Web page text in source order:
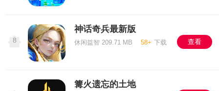
8
神话奇兵最新版
休闲益智 209.71 MB 58+ 下载 查看
篝火遗忘的土地